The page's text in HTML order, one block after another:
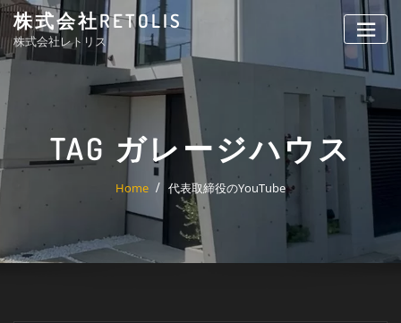
Skip
to
content
株式会社RETOLIS
株式会社レトリス
TAG ガレージハウス
Home 代表取締役のYouTube